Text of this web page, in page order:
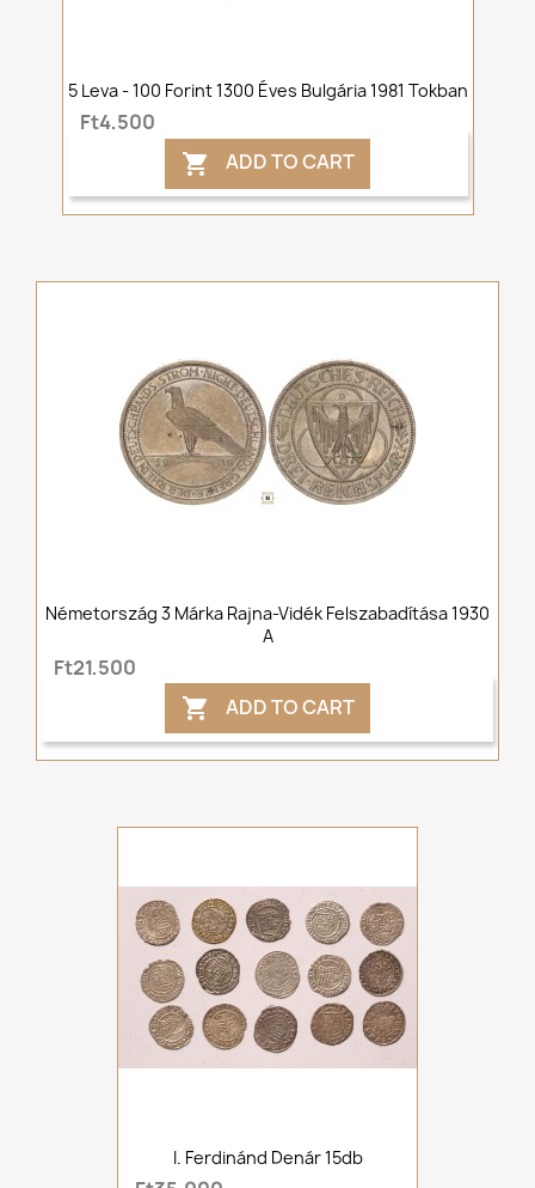
5 Leva - 100 Forint 1300 Éves Bulgária 1981 Tokban
Ft4,500
 ADD TO CART
Németország 3 Márka Rajna-Vidék Felszabadítása 1930
A
Ft21,500
 ADD TO CART
I. Ferdinánd Denár 15db